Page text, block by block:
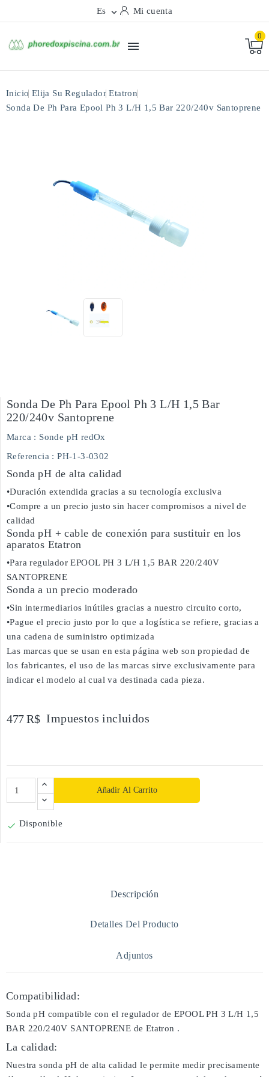
Es  Mi cuenta

0
Inicio Elija Su Regulador Etatron
Sonda De Ph Para Epool Ph 3 L/h 1,5 Bar 220/240v Santoprene
Sonda De Ph Para Epool Ph 3 L/h 1,5 Bar
220/240v Santoprene
Marca : Sonde pH redOx
Referencia : PH-1-3-0302
Sonda pH de alta calidad
•Duración extendida gracias a su tecnología exclusiva
•Compre a un precio justo sin hacer compromisos a nivel de
calidad
Sonda pH + cable de conexión para sustituir en los
aparatos Etatron
•Para regulador EPOOL PH 3 L/H 1,5 BAR 220/240V
SANTOPRENE
Sonda a un precio moderado
•Sin intermediarios inútiles gracias a nuestro circuito corto,
•Pague el precio justo por lo que a logística se refiere, gracias a
una cadena de suministro optimizada
Las marcas que se usan en esta página web son propiedad de
los fabricantes, el uso de las marcas sirve exclusivamente para
indicar el modelo al cual va destinada cada pieza.
477 R$ Impuestos incluidos
Añadir Al Carrito
 Disponible
Descripción
Detalles Del Producto
Adjuntos
Compatibilidad:
Sonda pH compatible con el regulador de EPOOL PH 3 L/H 1,5
BAR 220/240V SANTOPRENE de Etatron .
La calidad:
Nuestra sonda pH de alta calidad le permite medir precisamente